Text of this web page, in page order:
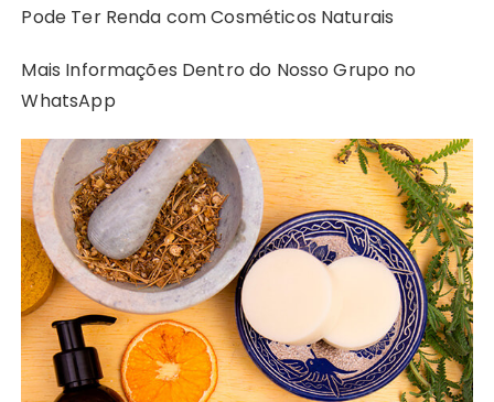
Pode Ter Renda com Cosméticos Naturais
Mais Informações Dentro do Nosso Grupo no
WhatsApp